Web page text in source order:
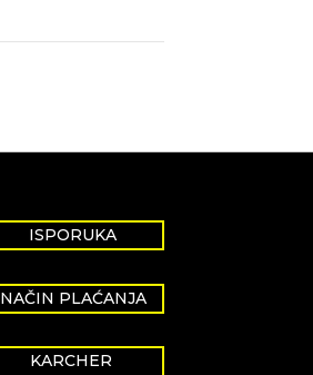
ISPORUKA
NAČIN PLAĆANJA
KARCHER